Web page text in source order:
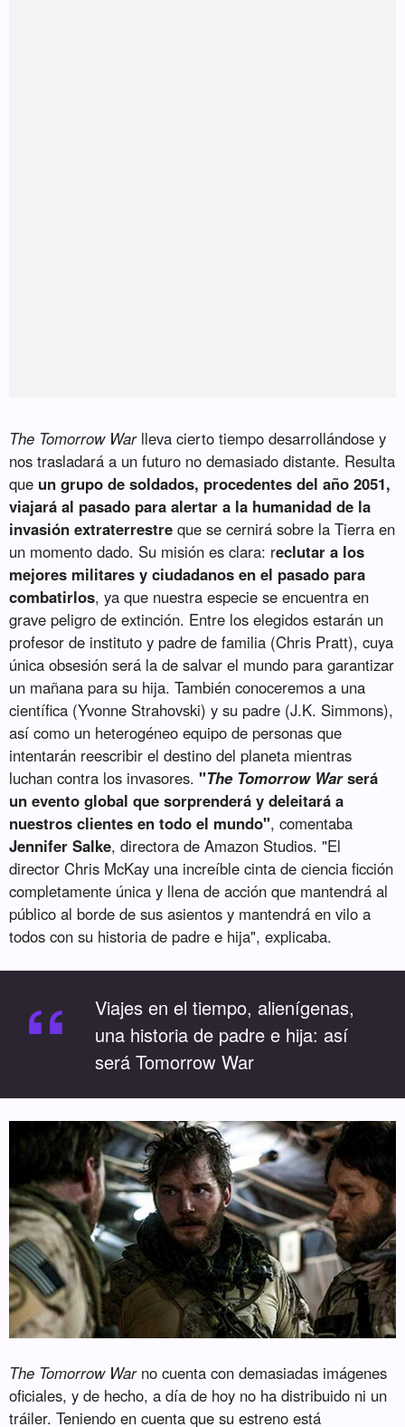
The Tomorrow Warlleva cierto tiempo desarrollándose y
nos trasladará a un futuro no demasiado distante. Resulta
que un grupo de soldados, procedentes del año2051,
viajará al pasado para alertar a la humanidad de la
invasión extraterrestre que se cernirá sobre la Tierra en
un momento dado. Su misión es clara: reclutar a los
mejores militares y ciudadanos en el pasado para
combatirlos, ya que nuestra especie se encuentra en
grave peligro de extinción. Entre los elegidos estarán un
profesor de instituto y padre de familia (Chris Pratt), cuya
única obsesión será la de salvar el mundo para garantizar
un mañana para su hija. También conoceremos a una
científica (Yvonne Strahovski) y su padre (J.K. Simmons),
así como un heterogéneo equipo de personas que
intentarán reescribir el destino del planeta mientras
luchan contra los invasores. "The Tomorrow Warserá
un evento global que sorprenderá y deleitará a
nuestros clientes en todo el mundo", comentaba
Jennifer Salke, directora de Amazon Studios. "El
director Chris McKay una increíble cinta de ciencia ficción
completamente única y llena de acción que mantendrá al
público al borde de sus asientos y mantendrá en vilo a
todos con su historia de padre e hija", explicaba.
“
Viajes en el tiempo, alienígenas,
una historia de padre e hija: así
será Tomorrow War
The Tomorrow Warno cuenta con demasiadas imágenes
oficiales, y de hecho, a día de hoy no ha distribuido ni un
tráiler. Teniendo en cuenta que su estreno está